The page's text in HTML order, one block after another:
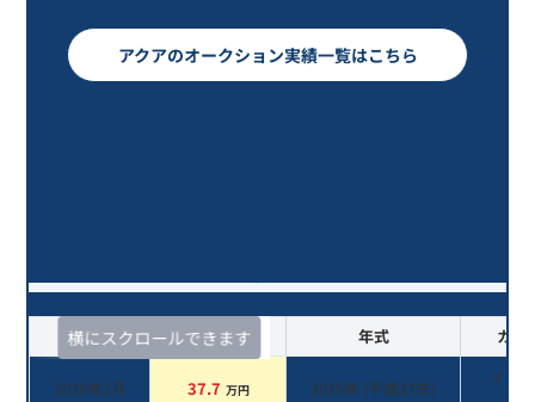
アクアのオークション実績一覧はこちら
横にスクロールできます
査定時期 セルカ実績 年式 カラ
2026年1月 37.7 万円 2015年 (平成27年)
イエ